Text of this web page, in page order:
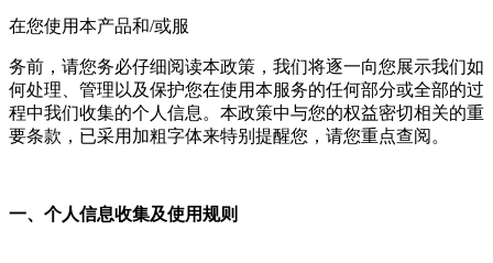
在您使用本产品和/或服
务前，请您务必仔细阅读本政策，我们将逐一向您展示我们如
何处理、管理以及保护您在使用本服务的任何部分或全部的过
程中我们收集的个人信息。本政策中与您的权益密切相关的重
要条款，已采用加粗字体来特别提醒您，请您重点查阅。
一、个人信息收集及使用规则